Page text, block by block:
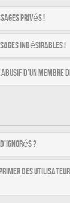
privés !
indésirables !
d’un membre
?
des